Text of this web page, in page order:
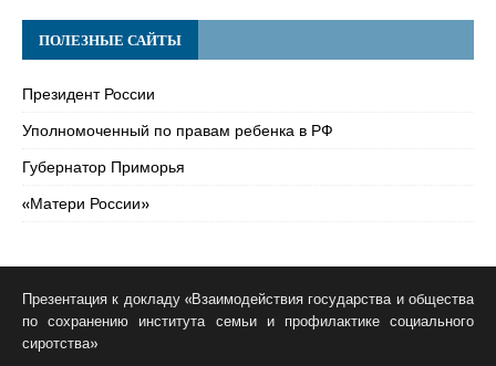
ПОЛЕЗНЫЕ САЙТЫ
Президент России
Уполномоченный по правам ребенка в РФ
Губернатор Приморья
«Матери России»
Презентация к докладу «Взаимодействия государства и общества
по сохранению института семьи и профилактике социального
сиротства»